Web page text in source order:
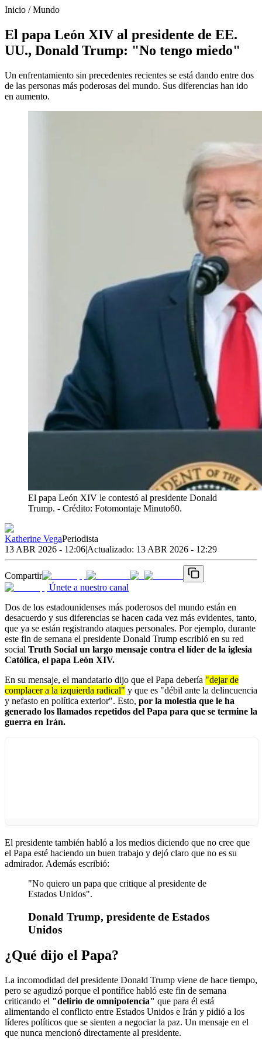
Inicio /Mundo
El papa León XIV al presidente de EE.
UU., Donald Trump: "No tengo miedo"
Un enfrentamiento sin precedentes recientes se está dando entre dos
de las personas más poderosas del mundo. Sus diferencias han ido
en aumento.
El papa León XIV le contestó al presidente Donald
Trump. - Crédito: Fotomontaje Minuto60.
Katherine VegaPeriodista
13 ABR 2026 - 12:06|Actualizado: 13 ABR 2026 - 12:29
Compartir
Únete a nuestro canal
Dos de los estadounidenses más poderosos del mundo están en
desacuerdo y sus diferencias se hacen cada vez más evidentes, tanto,
que ya se están registrando ataques personales. Por ejemplo, durante
este fin de semana el presidente Donald Trump escribió en su red
social Truth Social un largo mensaje contra el líder de la iglesia
Católica, el papa León XIV.
En su mensaje, el mandatario dijo que el Papa debería "dejar de
complacer a la izquierda radical" y que es "débil ante la delincuencia
y nefasto en política exterior". Esto, por la molestia que le ha
generado los llamados repetidos del Papa para que se termine la
guerra en Irán.
El presidente también habló a los medios diciendo que no cree que
el Papa esté haciendo un buen trabajo y dejó claro que no es su
admirador. Además escribió:
"No quiero un papa que critique al presidente de
Estados Unidos".
Donald Trump, presidente de Estados
Unidos
¿Qué dijo el Papa?
La incomodidad del presidente Donald Trump viene de hace tiempo,
pero se agudizó porque el pontífice habló este fin de semana
criticando el "delirio de omnipotencia" que para él está
alimentando el conflicto entre Estados Unidos e Irán y pidió a los
líderes políticos que se sienten a negociar la paz. Un mensaje en el
que nunca mencionó directamente al presidente.